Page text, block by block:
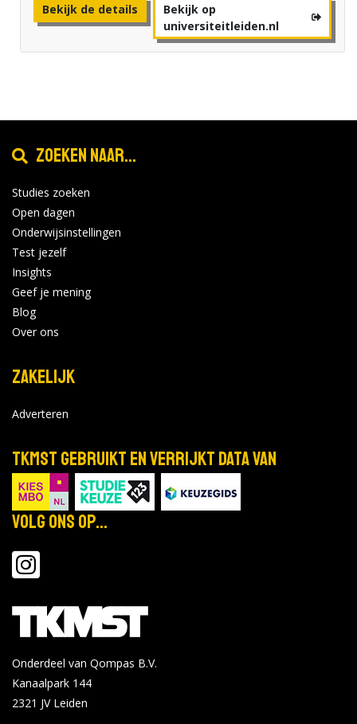
Bekijk de details
Bekijk op
universiteitleiden.nl
Zoeken naar...
Studies zoeken
Open dagen
Onderwijsinstellingen
Test jezelf
Insights
Geef je mening
Blog
Over ons
Zakelijk
Adverteren
TKMST gebruikt en verrijkt data van
Volg ons op...
Onderdeel van Qompas B.V.
Kanaalpark 144
2321 JV Leiden